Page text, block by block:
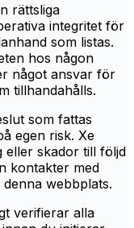
rättsliga
integritet för
som listas.
hos någon
något ansvar för
tillhandahålls.
som fattas
egen risk. Xe
skador till följd
kontakter med
webbplats.
verifierar alla